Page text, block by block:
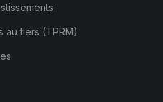
au tiers (TPRM)